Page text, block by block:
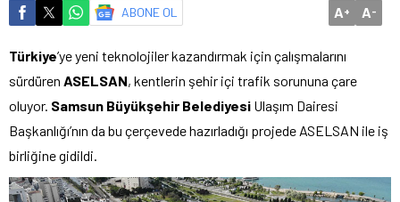
ABONE OL A+ A-
Türkiye’ye yeni teknolojiler kazandırmak için çalışmalarını
sürdüren ASELSAN, kentlerin şehir içi trafik sorununa çare
oluyor. Samsun Büyükşehir Belediyesi Ulaşım Dairesi
Başkanlığı’nın da bu çerçevede hazırladığı projede ASELSAN ile iş
birliğine gidildi.